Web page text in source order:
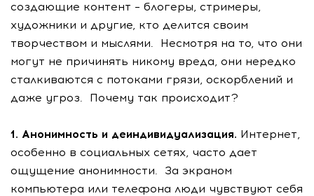
создающие контент – блогеры, стримеры,
художники и другие, кто делится своим
творчеством и мыслями. Несмотря на то, что они
могут не причинять никому вреда, они нередко
сталкиваются с потоками грязи, оскорблений и
даже угроз. Почему так происходит?
1. Анонимность и деиндивидуализация. Интернет,
особенно в социальных сетях, часто дает
ощущение анонимности. За экраном
компьютера или телефона люди чувствуют себя